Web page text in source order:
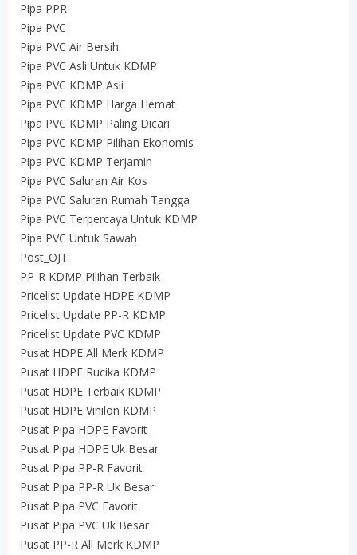
Pipa PPR
Pipa PVC
Pipa PVC Air Bersih
Pipa PVC Asli Untuk KDMP
Pipa PVC KDMP Asli
Pipa PVC KDMP Harga Hemat
Pipa PVC KDMP Paling Dicari
Pipa PVC KDMP Pilihan Ekonomis
Pipa PVC KDMP Terjamin
Pipa PVC Saluran Air Kos
Pipa PVC Saluran Rumah Tangga
Pipa PVC Terpercaya Untuk KDMP
Pipa PVC Untuk Sawah
Post_OJT
PP-R KDMP Pilihan Terbaik
Pricelist Update HDPE KDMP
Pricelist Update PP-R KDMP
Pricelist Update PVC KDMP
Pusat HDPE All Merk KDMP
Pusat HDPE Rucika KDMP
Pusat HDPE Terbaik KDMP
Pusat HDPE Vinilon KDMP
Pusat Pipa HDPE Favorit
Pusat Pipa HDPE Uk Besar
Pusat Pipa PP-R Favorit
Pusat Pipa PP-R Uk Besar
Pusat Pipa PVC Favorit
Pusat Pipa PVC Uk Besar
Pusat PP-R All Merk KDMP